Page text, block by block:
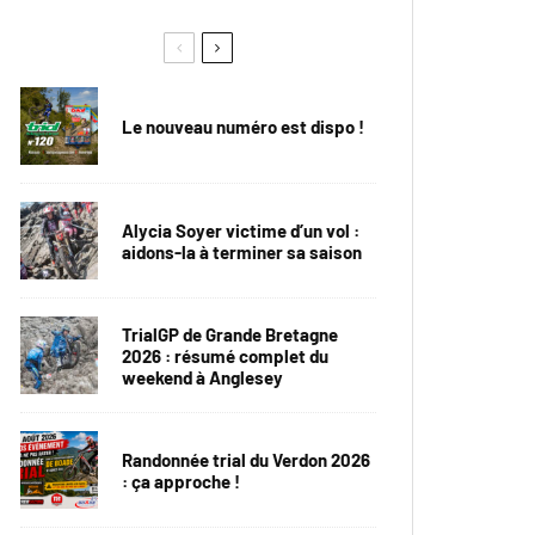
Le nouveau numéro est dispo !
Alycia Soyer victime d’un vol :
aidons-la à terminer sa saison
TrialGP de Grande Bretagne
2026 : résumé complet du
weekend à Anglesey
Randonnée trial du Verdon 2026
: ça approche !